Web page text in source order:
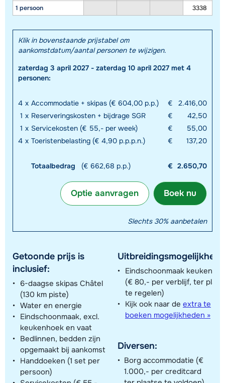
Toon alle accommodaties in dit gebied
Deze kaart geeft een indicatie van de ligging van onze accommodaties. De
exacte locatie kan enigszins afwijken.
1 persoon 3338
Klik in bovenstaande prijstabel om
aankomstdatum/aantal personen te wijzigen.
zaterdag 3 april 2027 - zaterdag 10 april 2027 met 4
personen:
4 x Accommodatie + skipas (€ 604,00 p.p.) €
2.416,00
1 x Reserveringskosten + bijdrage SGR €
42,50
1 x Servicekosten (€ 55,- per week) €
55,00
4 x Toeristenbelasting (€ 4,90 p.p.p.n.) € 137,20
Totaalbedrag (€ 662,68 p.p.) € 2.650,70
Boek nu
Optie aanvragen
Slechts 30% aanbetalen
Getoonde prijs is
inclusief:
6-daagse skipas Châtel
(130 km piste)
Water en energie
Eindschoonmaak, excl.
keukenhoek en vaat
Bedlinnen, bedden zijn
opgemaakt bij aankomst
Handdoeken (1 set per
persoon)
Eindschoonmaak
(€ 80,- per verblijf, ter
te regelen)
Kijk ook naar de extra te
boeken mogelijkheden »
Diversen:
Borg accommodatie (€
1.000,- per creditcard